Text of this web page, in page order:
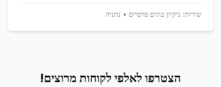
שירות: ניקיון בתים פרטיים • נתניה
הצטרפו לאלפי לקוחות מרוצים!